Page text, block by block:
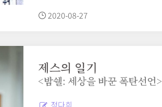
2020-08-27
제스의 일기
<밤쉘: 세상을 바꾼 폭탄선언>
정다희